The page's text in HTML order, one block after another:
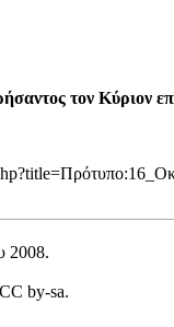
τον Κύριον
2008.
by-sa.